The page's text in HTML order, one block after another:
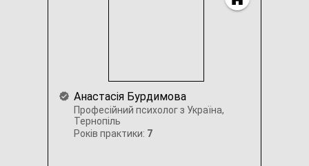
Анастасія Бурдимова
Професійний психолог з Україна,
Тернопіль
Років практики: 7